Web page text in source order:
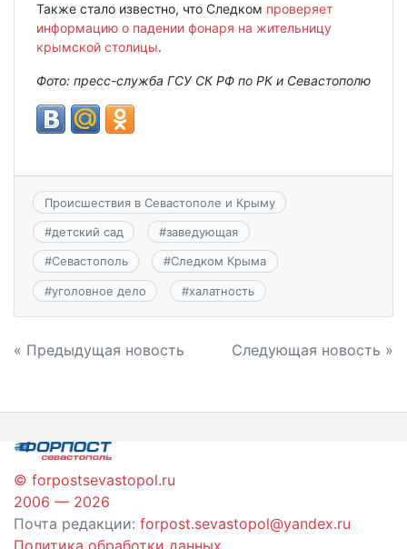
Также стало известно, что Следком проверяет
информацию о падении фонаря на жительницу
крымской столицы.
Фото: пресс-служба ГСУ СК РФ по РК и Севастополю
Происшествия в Севастополе и Крыму
#детский сад #заведующая
#Севастополь #Следком Крыма
#уголовное дело #халатность
Навигация
записям
« Предыдущая новость Следующая новость »
© forpostsevastopol.ru
2006 — 2026
Почта редакции: forpost.sevastopol@yandex.ru
Политика обработки данных